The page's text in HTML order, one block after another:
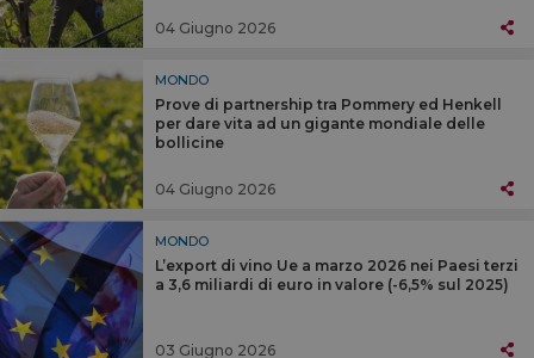
04 Giugno 2026
MONDO
Prove di partnership tra Pommery ed Henkell
per dare vita ad un gigante mondiale delle
bollicine
04 Giugno 2026
MONDO
L’export di vino Ue a marzo 2026 nei Paesi terzi
a 3,6 miliardi di euro in valore (-6,5% sul 2025)
03 Giugno 2026